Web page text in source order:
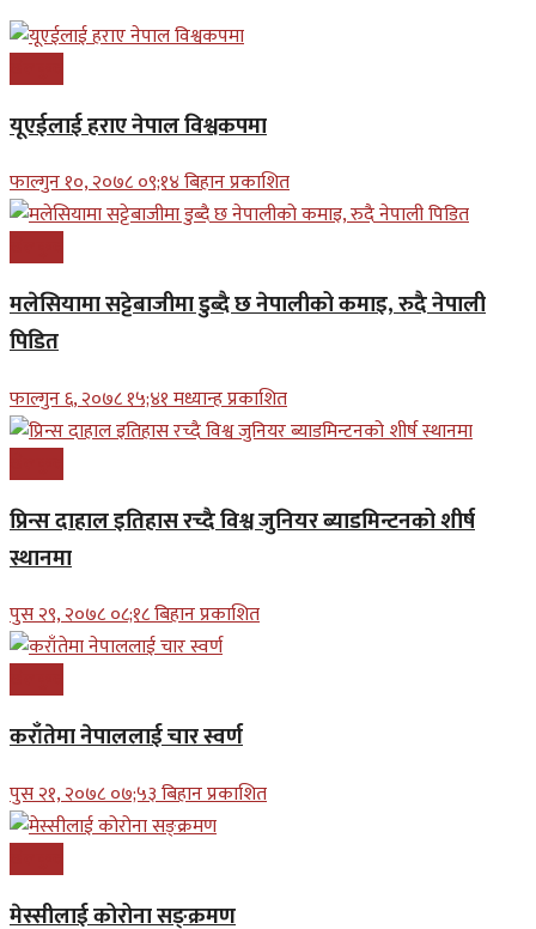
यूएईलाई हराए नेपाल विश्वकपमा
फाल्गुन १०, २०७८ ०९;१४ बिहान प्रकाशित
मलेसियामा सट्टेबाजीमा डुब्दै छ नेपालीको कमाइ, रुदै नेपाली
पिडित
फाल्गुन ६, २०७८ १५;४१ मध्यान्ह प्रकाशित
प्रिन्स दाहाल इतिहास रच्दै विश्व जुनियर ब्याडमिन्टनको शीर्ष
स्थानमा
पुस २९, २०७८ ०८;१८ बिहान प्रकाशित
कराँतेमा नेपाललाई चार स्वर्ण
पुस २१, २०७८ ०७;५३ बिहान प्रकाशित
मेस्सीलाई कोरोना सङ्क्रमण